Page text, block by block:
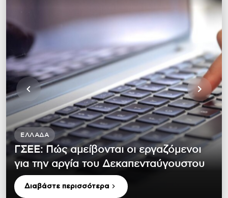
ΕΛΛΆΔΑ
ΓΣΕΕ: Πώς αμείβονται οι εργαζόμενοι
για την αργία του Δεκαπενταύγουστου
Διαβάστε περισσότερα